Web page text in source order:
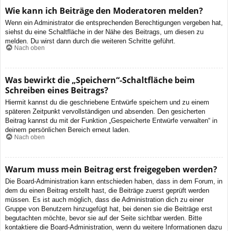
Wie kann ich Beiträge den Moderatoren melden?
Wenn ein Administrator die entsprechenden Berechtigungen vergeben hat,
siehst du eine Schaltfläche in der Nähe des Beitrags, um diesen zu
melden. Du wirst dann durch die weiteren Schritte geführt.
Nach oben
Was bewirkt die „Speichern“-Schaltfläche beim
Schreiben eines Beitrags?
Hiermit kannst du die geschriebene Entwürfe speichern und zu einem
späteren Zeitpunkt vervollständigen und absenden. Den gesicherten
Beitrag kannst du mit der Funktion „Gespeicherte Entwürfe verwalten“ in
deinem persönlichen Bereich erneut laden.
Nach oben
Warum muss mein Beitrag erst freigegeben werden?
Die Board-Administration kann entschieden haben, dass in dem Forum, in
dem du einen Beitrag erstellt hast, die Beiträge zuerst geprüft werden
müssen. Es ist auch möglich, dass die Administration dich zu einer
Gruppe von Benutzern hinzugefügt hat, bei denen sie die Beiträge erst
begutachten möchte, bevor sie auf der Seite sichtbar werden. Bitte
kontaktiere die Board-Administration, wenn du weitere Informationen dazu